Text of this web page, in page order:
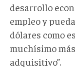
desarrollo
empleo y
dólares como
muchísimo
adquisitivo”.